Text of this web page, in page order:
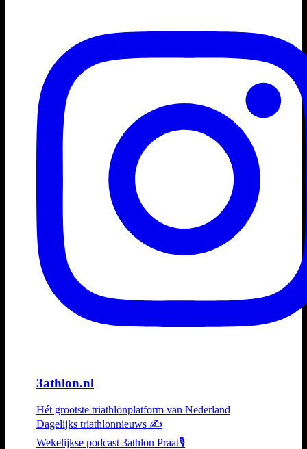
3athlon.nl
Hét grootste triathlonplatform van Nederland
Dagelijks triathlonnieuws ✍️
Wekelijkse podcast 3athlon Praat🎙️